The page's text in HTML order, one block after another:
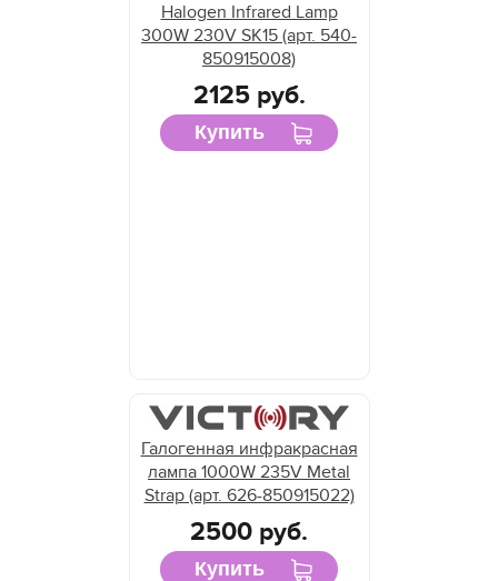
Halogen Infrared Lamp
300W 230V SK15 (арт. 540-
850915008)
2125 руб.
Купить
Галогенная инфракрасная
лампа 1000W 235V Metal
Strap (арт. 626-850915022)
2500 руб.
Купить